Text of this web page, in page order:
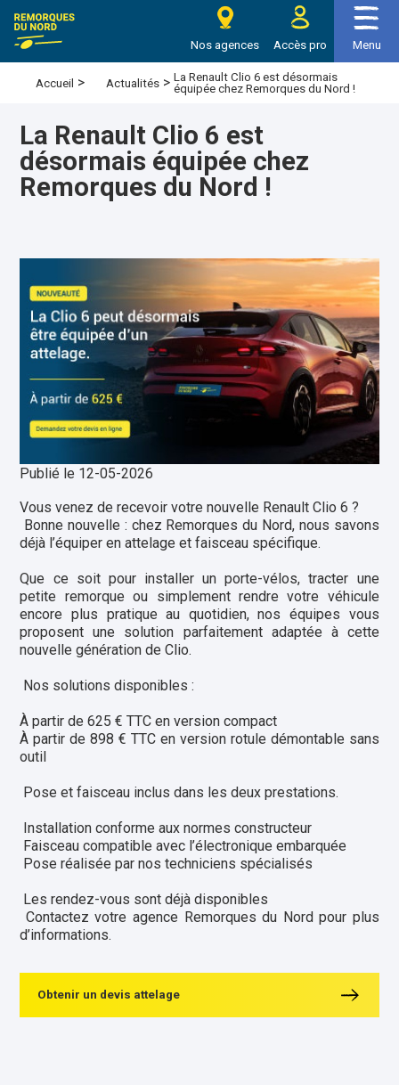
Remorques du nord
Nos agences Accès pro Menu
Accueil > Actualités > La Renault Clio 6 est désormais
équipée chez Remorques du Nord !
La Renault Clio 6 est
désormais équipée chez
Remorques du Nord !
Publié le 12-05-2026
Vous venez de recevoir votre nouvelle Renault Clio 6 ?
Bonne nouvelle : chez Remorques du Nord, nous savons
déjà l’équiper en attelage et faisceau spécifique.
Que ce soit pour installer un porte-vélos, tracter une
petite remorque ou simplement rendre votre véhicule
encore plus pratique au quotidien, nos équipes vous
proposent une solution parfaitement adaptée à cette
nouvelle génération de Clio.
Nos solutions disponibles :
À partir de 625 € TTC en version compact
À partir de 898 € TTC en version rotule démontable sans
outil
Pose et faisceau inclus dans les deux prestations.
Installation conforme aux normes constructeur
Faisceau compatible avec l’électronique embarquée
Pose réalisée par nos techniciens spécialisés
Les rendez-vous sont déjà disponibles
Contactez votre agence Remorques du Nord pour plus
d’informations.
Obtenir un devis attelage